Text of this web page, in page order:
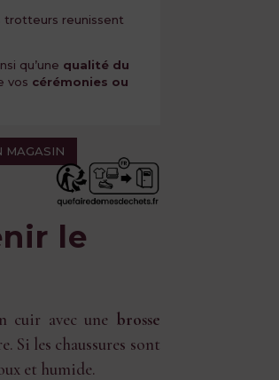
trotteurs reunissent
qu’une qualité du
vos cérémonies ou
MAGASIN
le
cuir avec une brosse
Si les chaussures sont
et humide.